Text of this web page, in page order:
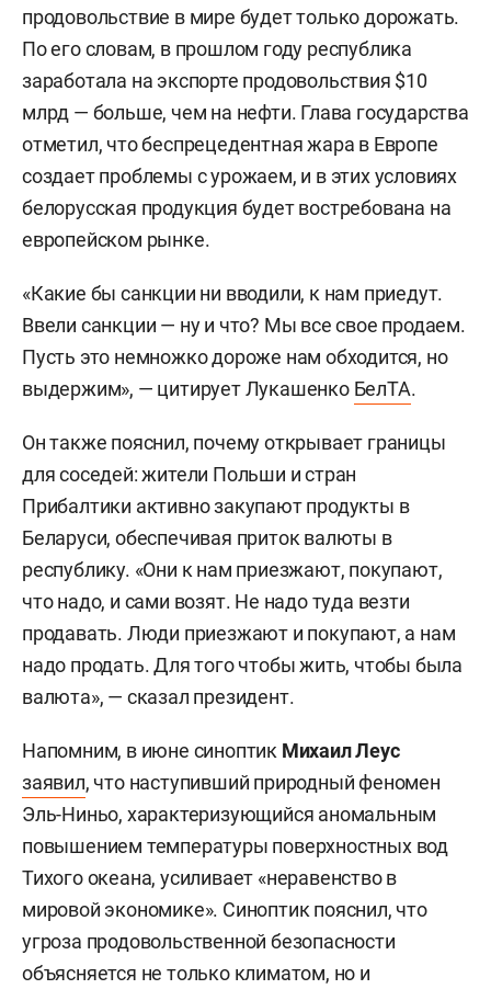
продовольствие в мире будет только дорожать.
По его словам, в прошлом году республика
заработала на экспорте продовольствия $10
млрд — больше, чем на нефти. Глава государства
отметил, что беспрецедентная жара в Европе
создает проблемы с урожаем, и в этих условиях
белорусская продукция будет востребована на
европейском рынке.
«Какие бы санкции ни вводили, к нам приедут.
Ввели санкции — ну и что? Мы все свое продаем.
Пусть это немножко дороже нам обходится, но
выдержим», — цитирует Лукашенко БелТА.
Он также пояснил, почему открывает границы
для соседей: жители Польши и стран
Прибалтики активно закупают продукты в
Беларуси, обеспечивая приток валюты в
республику. «Они к нам приезжают, покупают,
что надо, и сами возят. Не надо туда везти
продавать. Люди приезжают и покупают, а нам
надо продать. Для того чтобы жить, чтобы была
валюта», — сказал президент.
Напомним, в июне синоптик Михаил Леус
заявил, что наступивший природный феномен
Эль-Ниньо, характеризующийся аномальным
повышением температуры поверхностных вод
Тихого океана, усиливает «неравенство в
мировой экономике». Синоптик пояснил, что
угроза продовольственной безопасности
объясняется не только климатом, но и